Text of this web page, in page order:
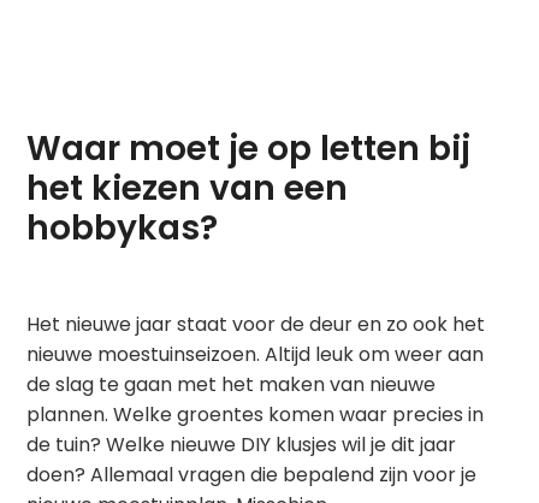
Waar moet je op letten bij
het kiezen van een
hobbykas?
Het nieuwe jaar staat voor de deur en zo ook het
nieuwe moestuinseizoen. Altijd leuk om weer aan
de slag te gaan met het maken van nieuwe
plannen. Welke groentes komen waar precies in
de tuin? Welke nieuwe DIY klusjes wil je dit jaar
doen? Allemaal vragen die bepalend zijn voor je